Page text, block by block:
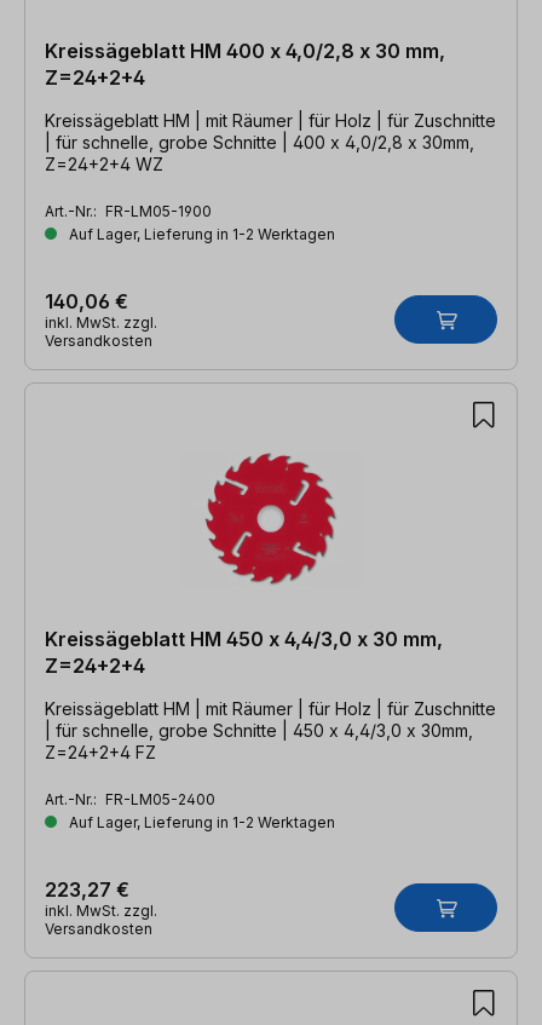
Kreissägeblatt HM 400 x 4,0/2,8 x 30 mm,
Z=24+2+4
Kreissägeblatt HM | mit Räumer | für Holz | für Zuschnitte
| für schnelle, grobe Schnitte | 400 x 4,0/2,8 x 30mm,
Z=24+2+4 WZ
Art.-Nr.: FR-LM05-1900
Auf Lager, Lieferung in 1-2 Werktagen
140,06 €
inkl. MwSt. zzgl.
Versandkosten
Kreissägeblatt HM 450 x 4,4/3,0 x 30 mm,
Z=24+2+4
Kreissägeblatt HM | mit Räumer | für Holz | für Zuschnitte
| für schnelle, grobe Schnitte | 450 x 4,4/3,0 x 30mm,
Z=24+2+4 FZ
Art.-Nr.: FR-LM05-2400
Auf Lager, Lieferung in 1-2 Werktagen
223,27 €
inkl. MwSt. zzgl.
Versandkosten